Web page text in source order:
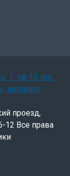
проезд,
12 Все права